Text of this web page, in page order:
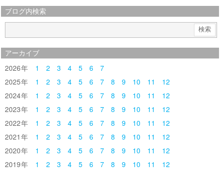
ブログ内検索
アーカイブ
2026 1 2 3 4 5 6
7
2025
1 2 3 4 5 6 7 8 9 10 11
12
2024
1 2 3 4 5 6 7 8 9 10 11
12
2023
1 2 3 4 5 6 7 8 9 10 11
12
2022
1 2 3 4 5 6 7 8 9 10 11
12
2021
1 2 3 4 5 6 7 8 9 10 11
12
2020
1 2 3 4 5 6 7 8 9 10 11
12
2019
1 2 3 4 5 6 7 8 9 10 11
12